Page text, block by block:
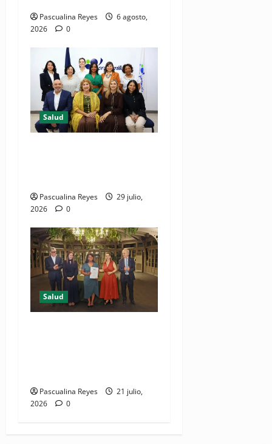
Pascualina Reyes
6 agosto,
2026
0
Salud
Pascualina Reyes
29 julio,
2026
0
Salud
Pascualina Reyes
21 julio,
2026
0